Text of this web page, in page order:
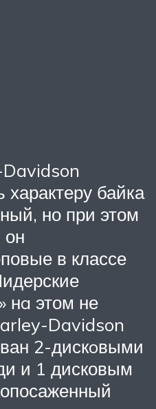
характеру байка
но при этом
в классе
нa этом не
Davidson
2-дискoвыми
и 1 дисковым